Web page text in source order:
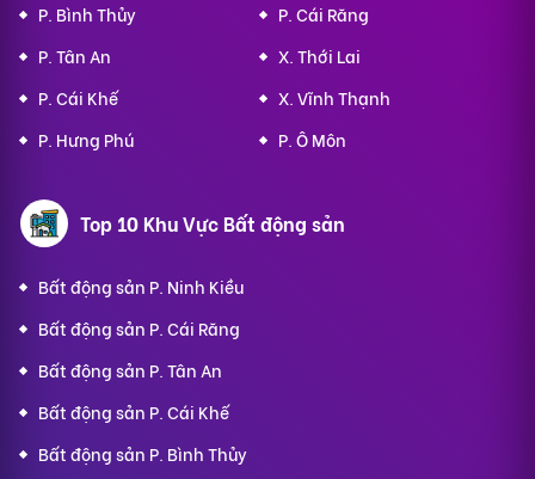
P. Bình Thủy
P. Cái Răng
P. Tân An
X. Thới Lai
P. Cái Khế
X. Vĩnh Thạnh
P. Hưng Phú
P. Ô Môn
Top 10 Khu Vực Bất động sản
Bất động sản P. Ninh Kiều
Bất động sản P. Cái Răng
Bất động sản P. Tân An
Bất động sản P. Cái Khế
Bất động sản P. Bình Thủy